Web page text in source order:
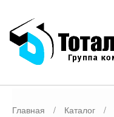
Главная / Каталог /